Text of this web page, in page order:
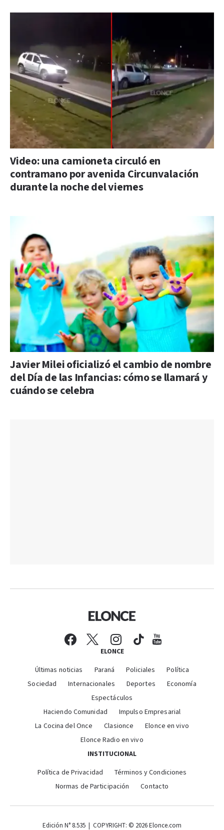
Video: una camioneta circuló en
contramano por avenida Circunvalación
durante la noche del viernes
Javier Milei oficializó el cambio de nombre
del Día de las Infancias: cómo se llamará y
cuándo se celebra
ELONCE
Últimas noticias Paraná Policiales
Política
Sociedad
Internacionales Deportes
Economía
Espectáculos
Haciendo Comunidad
Impulso Empresarial
La Cocina del Once
Clasionce
Elonce en vivo
Elonce Radio en vivo
INSTITUCIONAL
Política de Privacidad
Términos y Condiciones
Normas de Participación
Contacto
Edición N° 8.535 | COPYRIGHT: © 2026 Elonce.com